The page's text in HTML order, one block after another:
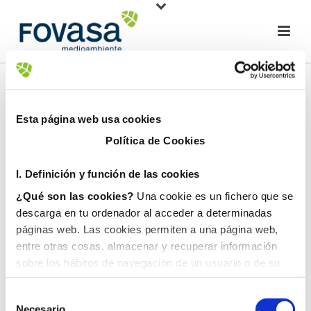
Esta página web usa cookies
Política de Cookies
I. Definición y función de las cookies
¿Qué son las cookies? Una cookie es un fichero que se
descarga en tu ordenador al acceder a determinadas
páginas web. Las cookies permiten a una página web,
entre otras cosas, almacenar y recuperar información
sobre los hábitos de navegación de un usuario o de su
equipo y, dependiendo de la información que contengan y
de la forma en que utilice su equipo, pueden utilizarse